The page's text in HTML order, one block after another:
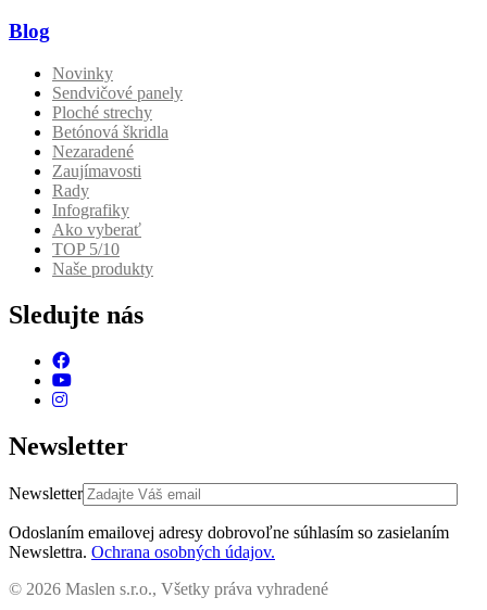
Blog
Novinky
Sendvičové panely
Ploché strechy
Betónová škridla
Nezaradené
Zaujímavosti
Rady
Infografiky
Ako vyberať
TOP 5/10
Naše produkty
Sledujte nás
Newsletter
Newsletter
Odoslaním emailovej adresy dobrovoľne súhlasím so zasielaním
Newslettra. Ochrana osobných údajov.
© 2026 Maslen s.r.o., Všetky práva vyhradené